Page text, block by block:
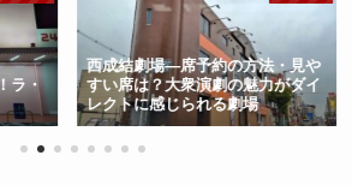
劇場—席予約の方法・見や
は？大衆演劇の魅力がダイ
に感じられる劇場
大阪・淀川区
生！ロピアが